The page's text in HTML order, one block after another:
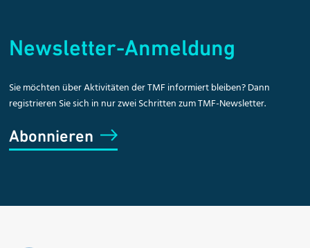
Newsletter-Anmeldung
Sie möchten über Aktivitäten der TMF informiert bleiben? Dann
registrieren Sie sich in nur zwei Schritten zum TMF-Newsletter.
Abonnieren